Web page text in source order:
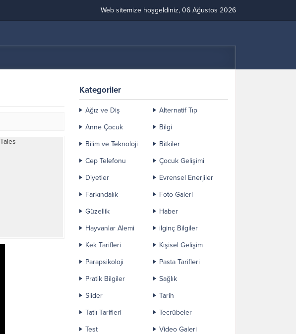
Web sitemize hoşgeldiniz, 06 Ağustos 2026
Kategoriler
Ağız ve Diş
Alternatif Tıp
Anne Çocuk
Bilgi
Bilim ve Teknoloji
Bitkiler
Cep Telefonu
Çocuk Gelişimi
Diyetler
Evrensel Enerjiler
Farkındalık
Foto Galeri
Güzellik
Haber
Hayvanlar Alemi
ilginç Bilgiler
Kek Tarifleri
Kişisel Gelişim
Parapsikoloji
Pasta Tarifleri
Pratik Bilgiler
Sağlık
Slider
Tarih
Tatlı Tarifleri
Tecrübeler
Test
Video Galeri